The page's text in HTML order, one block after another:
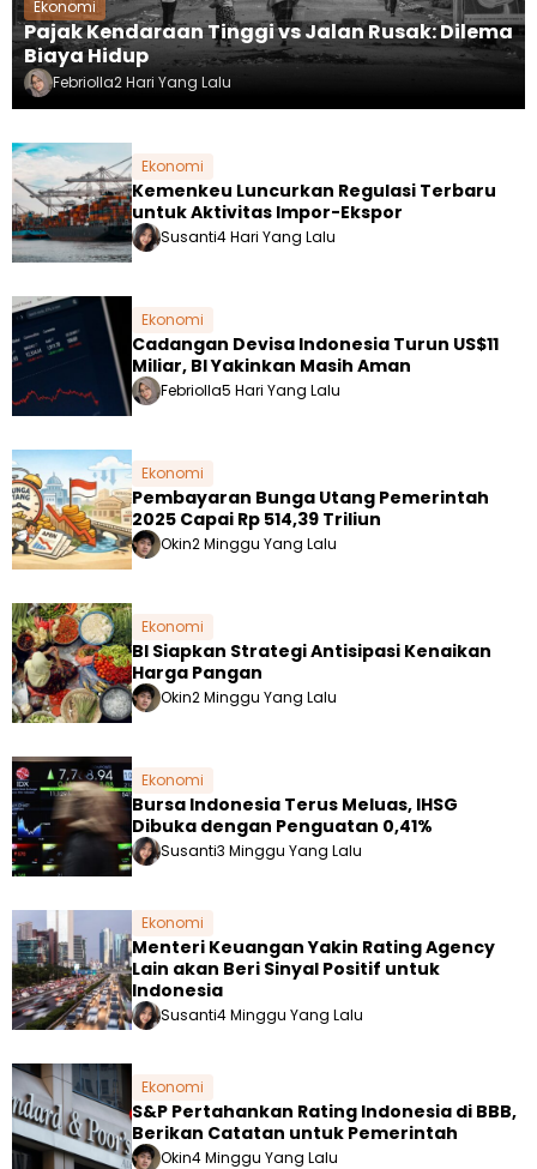
Ekonomi
Pajak Kendaraan Tinggi vs Jalan Rusak: Dilema
Biaya Hidup
Febriolla2 Hari Yang Lalu
Ekonomi
Kemenkeu Luncurkan Regulasi Terbaru
untuk Aktivitas Impor-Ekspor
Susanti4 Hari Yang Lalu
Ekonomi
Cadangan Devisa Indonesia Turun US$11
Miliar, BI Yakinkan Masih Aman
Febriolla5 Hari Yang Lalu
Ekonomi
Pembayaran Bunga Utang Pemerintah
2025 Capai Rp 514,39 Triliun
Okin2 Minggu Yang Lalu
Ekonomi
BI Siapkan Strategi Antisipasi Kenaikan
Harga Pangan
Okin2 Minggu Yang Lalu
Ekonomi
Bursa Indonesia Terus Meluas, IHSG
Dibuka dengan Penguatan 0,41%
Susanti3 Minggu Yang Lalu
Ekonomi
Menteri Keuangan Yakin Rating Agency
Lain akan Beri Sinyal Positif untuk
Indonesia
Susanti4 Minggu Yang Lalu
Ekonomi
S&P Pertahankan Rating Indonesia di BBB,
Berikan Catatan untuk Pemerintah
Okin4 Minggu Yang Lalu